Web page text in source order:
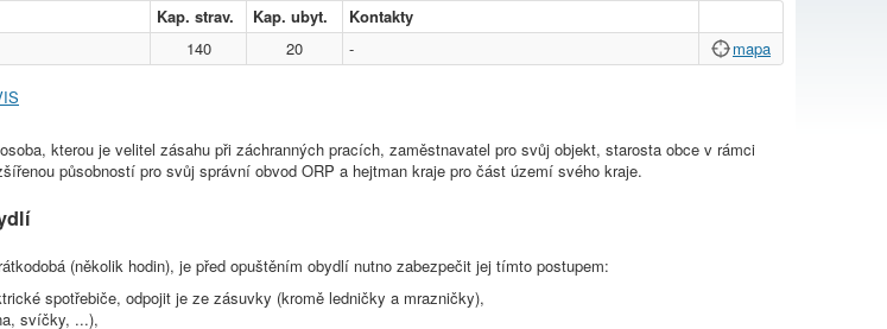
Kap. strav. Kap. ubyt.
Kontakty
140 20 - mapa
kterou je velitel zásahu při záchranných pracích, zaměstnavatel pro svůj objekt, starosta obce v rámci
působností pro svůj správní obvod ORP a hejtman kraje pro část území svého kraje.
(několik hodin), je před opuštěním obydlí nutno zabezpečit jej tímto postupem:
spotřebiče, odpojit je ze zásuvky (kromě ledničky a mrazničky),
svíčky, ...),